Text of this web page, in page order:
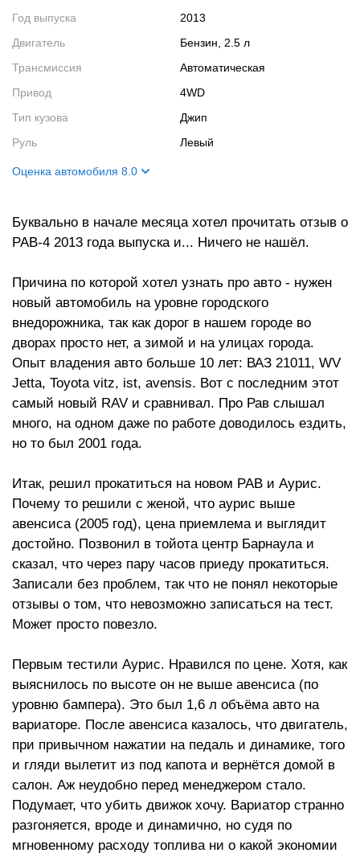
Год выпуска
2013
Двигатель
Бензин, 2.5 л
Трансмиссия
Автоматическая
Привод
4WD
Тип кузова
Джип
Руль
Левый
Оценка автомобиля 8.0
Салон
7
Двигатель
9
Буквально в начале месяца хотел прочитать отзыв о
РАВ-4 2013 года выпуска и... Ничего не нашёл.
Причина по которой хотел узнать про авто - нужен
новый автомобиль на уровне городского
внедорожника, так как дорог в нашем городе во
дворах просто нет, а зимой и на улицах города.
Опыт владения авто больше 10 лет: ВАЗ 21011, WV
Jetta, Toyota vitz, ist, avensis. Вот с последним этот
самый новый RAV и сравнивал. Про Рав слышал
много, на одном даже по работе доводилось ездить,
но то был 2001 года.
Итак, решил прокатиться на новом РАВ и Аурис.
Почему то решили с женой, что аурис выше
авенсиса (2005 год), цена приемлема и выглядит
достойно. Позвонил в тойота центр Барнаула и
сказал, что через пару часов приеду прокатиться.
Записали без проблем, так что не понял некоторые
отзывы о том, что невозможно записаться на тест.
Может просто повезло.
Первым тестили Аурис. Нравился по цене. Хотя, как
выяснилось по высоте он не выше авенсиса (по
уровню бампера). Это был 1,6 л объёма авто на
вариаторе. После авенсиса казалось, что двигатель,
при привычном нажатии на педаль и динамике, того
и гляди вылетит из под капота и вернётся домой в
салон. Аж неудобно перед менеджером стало.
Подумает, что убить движок хочу. Вариатор странно
разгоняется, вроде и динамично, но судя по
мгновенному расходу топлива ни о какой экономии